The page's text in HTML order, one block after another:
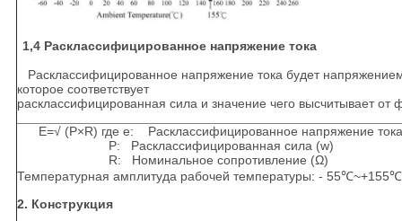
1,4 Расклассифицированное напряжение тока
Расклассифицированное напряжение тока будет
которое соответствует
расклассифицированная сила и значение чего высчитывает
E=√ (P×R) где e: Расклассифицированное напряжение
P: Расклассифицированная сила (w)
R: Номинальное сопротивление (Ω)
Температурная амплитуда рабочей температуры: - 55℃~+155℃
2. Конструкция